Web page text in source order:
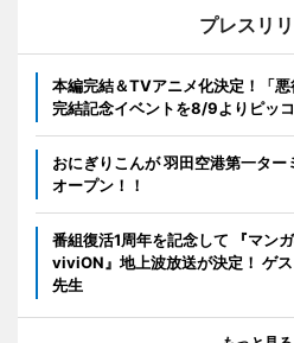
プレスリ
本編完結＆TVアニメ化決定！「悪
完結記念イベントを8/9よりピッ
おにぎりこんが 羽田空港第一タ
オープン！！
番組復活1周年を記念して 『マン
viviON』地上波放送が決定！ ゲ
先生